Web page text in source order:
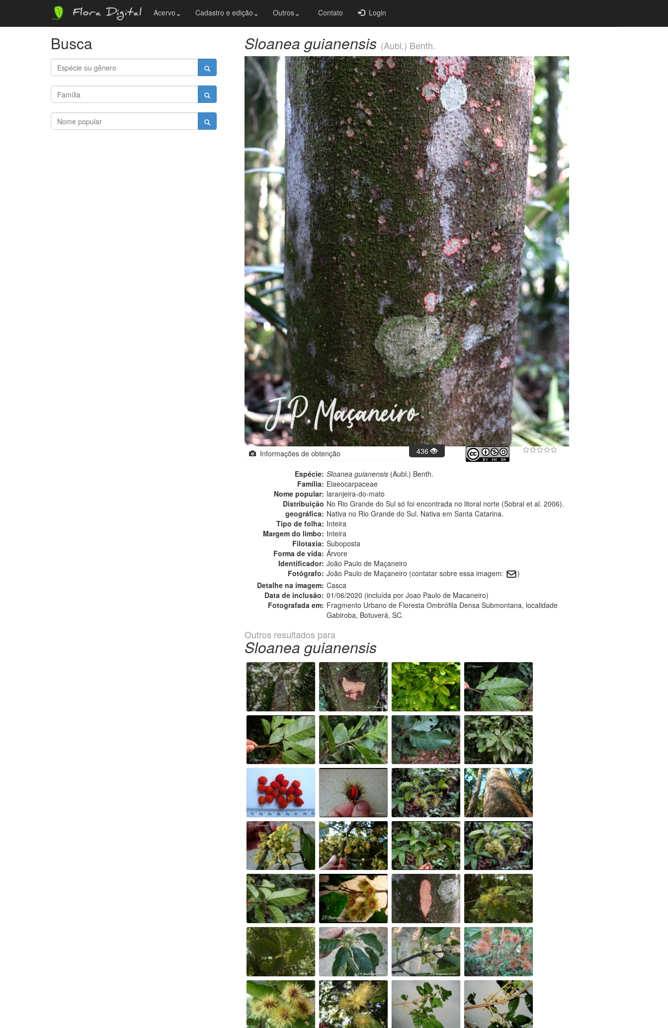
Flora Digital Acervo Cadastro e edição Outros Contato Login
Busca Sloanea guianensis (Aubl.) Benth.
Informações de obtenção 436
Espécie: Sloanea guianensis (Aubl.) Benth.
Família: Elaeocarpaceae
Nome popular: laranjeira-do-mato
Distribuição
geográfica:
No Rio Grande do Sul só foi encontrada no litoral norte (Sobral et al. 2006).
Nativa no Rio Grande do Sul. Nativa em Santa Catarina.
Tipo de folha: Inteira
Margem do limbo: Inteira
Filotaxia: Suboposta
Forma de vida: Árvore
Identificador: João Paulo de Maçaneiro
Fotógrafo: João Paulo de Maçaneiro (contatar sobre essa imagem:
)
Detalhe na imagem: Casca
Data de inclusão: 01/06/2020 (incluída por Joao Paulo de Macaneiro)
Fotografada em: Fragmento Urbano de Floresta Ombrófila Densa Submontana, localidade
Gabiroba, Botuverá, SC.
Outros resultados para
Sloanea guianensis